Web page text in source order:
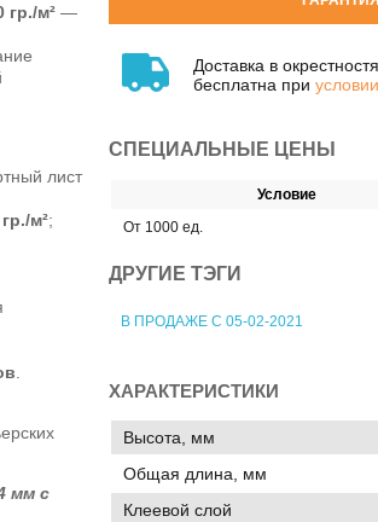
Доставка в
бесплатна при условии
СПЕЦИАЛЬНЫЕ ЦЕНЫ
Условие
От 1000 ед.
ДРУГИЕ ТЭГИ
В ПРОДАЖЕ С 05-02-2021
гр./м² —
лист
м²;
мм с
ХАРАКТЕРИСТИКИ
Высота, мм
Общая длина, мм
Клеевой слой